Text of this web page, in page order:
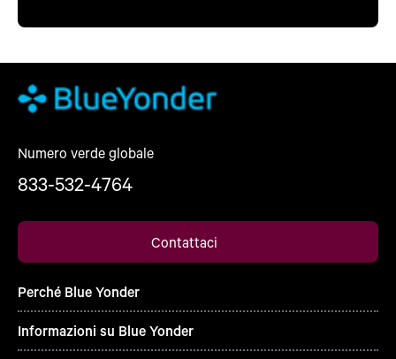
Numero verde globale
833-532-4764
Contattaci
Perché Blue Yonder
Informazioni su Blue Yonder